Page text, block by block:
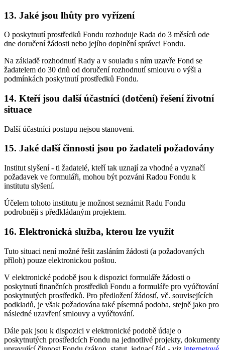
13. Jaké jsou lhůty pro vyřízení
O poskytnutí prostředků Fondu rozhoduje Rada do 3 měsíců ode
dne doručení žádosti nebo jejího doplnění správci Fondu.
Na základě rozhodnutí Rady a v souladu s ním uzavře Fond se
žadatelem do 30 dnů od doručení rozhodnutí smlouvu o výši a
podmínkách poskytnutí prostředků Fondu.
14. Kteří jsou další účastníci (dotčení) řešení životní
situace
Další účastníci postupu nejsou stanoveni.
15. Jaké další činnosti jsou po žadateli požadovány
Institut slyšení - ti žadatelé, kteří tak uznají za vhodné a vyznačí
požadavek ve formuláři, mohou být pozváni Radou Fondu k
institutu slyšení.
Účelem tohoto institutu je možnost seznámit Radu Fondu
podrobněji s předkládaným projektem.
16. Elektronická služba, kterou lze využít
Tuto situaci není možné řešit zasláním žádosti (a požadovaných
příloh) pouze elektronickou poštou.
V elektronické podobě jsou k dispozici formuláře žádosti o
poskytnutí finančních prostředků Fondu a formuláře pro vyúčtování
poskytnutých prostředků. Pro předložení žádostí, vč. souvisejících
podkladů, je však požadována také písemná podoba, stejně jako pro
následné uzavření smlouvy a vyúčtování.
Dále pak jsou k dispozici v elektronické podobě údaje o
poskytnutých prostředcích Fondu na jednotlivé projekty, dokumenty